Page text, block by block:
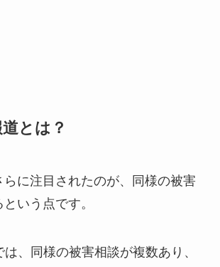
とは？
に注目されたのが、同様の被害
いう点です。
、同様の被害相談が複数あり、